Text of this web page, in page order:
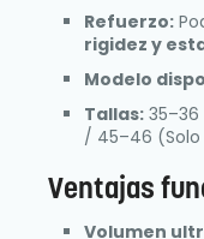
Refuerzo:
rigidez y
Modelo
Tallas:
/ 45–46 (Solo
Ventajas
Volumen